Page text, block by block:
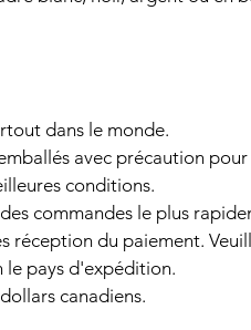
dans le monde.
avec précaution
conditions.
commandes le plus
réception du paiement.
le pays d'expédition.
canadiens.